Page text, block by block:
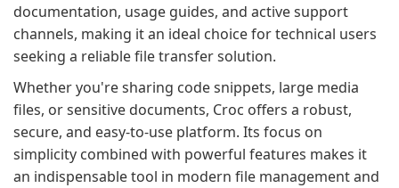
documentation, usage guides, and active support
channels, making it an ideal choice for technical users
seeking a reliable file transfer solution.
Whether you're sharing code snippets, large media
files, or sensitive documents, Croc offers a robust,
secure, and easy-to-use platform. Its focus on
simplicity combined with powerful features makes it
an indispensable tool in modern file management and